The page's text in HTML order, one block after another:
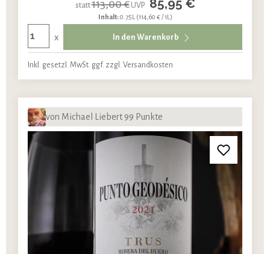
statt113,00 €UVP 85,95 €
Inhalt:0.75L (114,60 € / 1L)
x In den Warenkorb
Inkl. gesetzl. MwSt. ggf. zzgl. Versandkosten
von Michael Liebert 99 Punkte